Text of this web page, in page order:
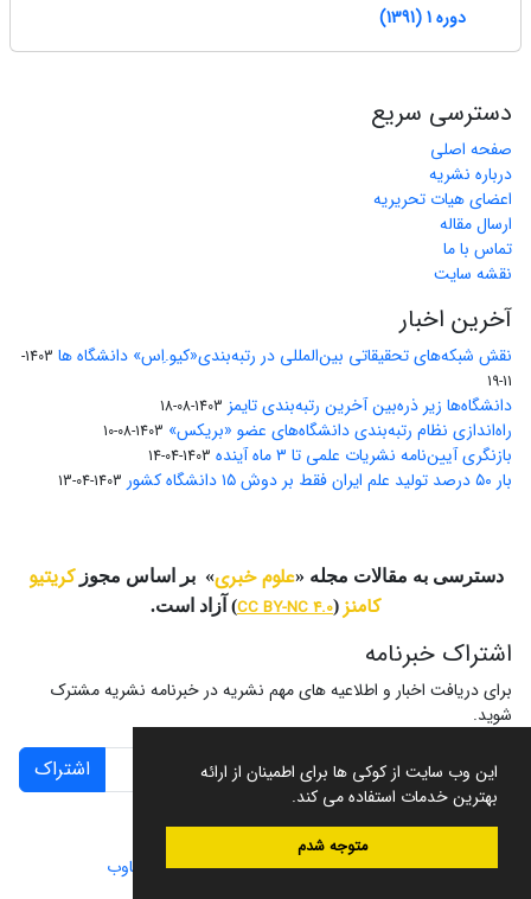
این وب سایت از کوکی ها برای اطمینان از ارائه
بهترین خدمات استفاده می کند.
متوجه شدم
دوره 1 (1391)
دسترسی سریع
صفحه اصلی
درباره نشریه
اعضای هیات تحریریه
ارسال مقاله
تماس با ما
نقشه سایت
آخرین اخبار
نقش شبکه‌های تحقیقاتی بین‌المللی در رتبه‌بندی«کیو.اِس» دانشگاه ها
1403-
11-19
دانشگاه‌ها زیر ذره‌بین آخرین رتبه‌بندی تایمز 1403-08-18
راه‌اندازی نظام رتبه‌بندی دانشگاه‌‌های عضو «بریکس» 1403-08-10
بازنگری آیین‌نامه نشریات علمی تا ۳ ماه آینده 1403-04-14
بار ۵۰ درصد تولید علم ایران فقط بر دوش ۱۵ دانشگاه کشور 1403-04-13
دسترسی به مقالات مجله «علوم خبری» بر اساس مجوزکریتیو
کامنز (
CC BY-NC 4.0) آزاد است.
اشتراک خبرنامه
برای دریافت اخبار و اطلاعیه های مهم نشریه در خبرنامه نشریه مشترک
شوید.
اشتراک
سامانه مدیریت نشریات علمی.طراحی و پیاده سازی از سیناوب